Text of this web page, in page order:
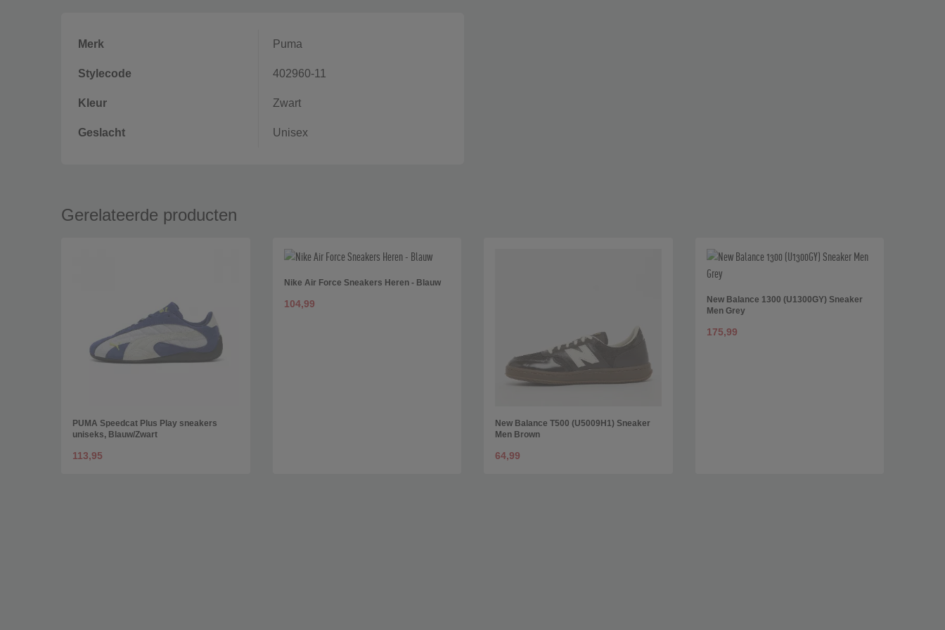
Merk Puma
Stylecode 402960-11
Kleur Zwart
Geslacht Unisex
Gerelateerde producten
PUMA Speedcat Plus Play sneakers
uniseks, Blauw/Zwart
113,95
Nike Air Force Sneakers Heren - Blauw
104,99
New Balance T500 (U5009H1) Sneaker
Men Brown
64,99
New Balance 1300 (U1300GY) Sneaker
Men Grey
175,99